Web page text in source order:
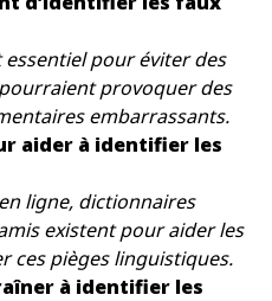
pour éviter des
provoquer des
embarrassants.
aider à identifier les
ligne, dictionnaires
existent pour aider les
ces pièges linguistiques.
à identifier les